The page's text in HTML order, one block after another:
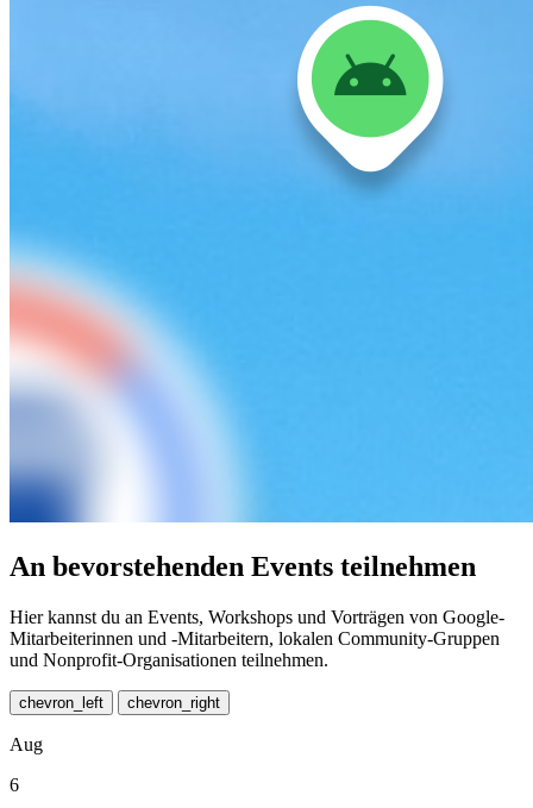
An bevorstehenden Events teilnehmen
Hier kannst du an Events, Workshops und Vorträgen von Google-
Mitarbeiterinnen und ‑Mitarbeitern, lokalen Community-Gruppen
und Nonprofit-Organisationen teilnehmen.
chevron_left chevron_right
Aug
6